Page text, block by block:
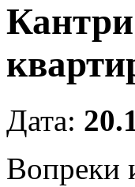
Дата:
Вопреки